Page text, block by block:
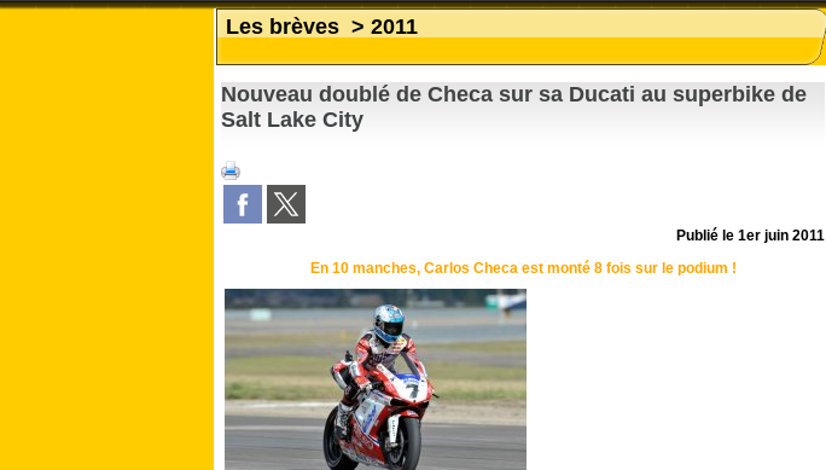
Les brèves > 2011
Nouveau doublé de Checa sur sa Ducati au superbike de
Salt Lake City
Publié le 1er juin 2011
En 10 manches, Carlos Checa est monté 8 fois sur le podium !